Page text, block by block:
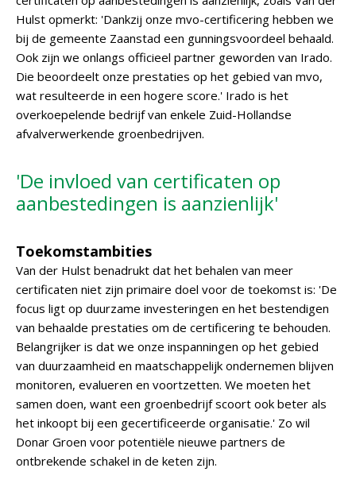
Hulst opmerkt: 'Dankzij onze mvo-certificering hebben we
bij de gemeente Zaanstad een gunningsvoordeel behaald.
Ook zijn we onlangs officieel partner geworden van Irado.
Die beoordeelt onze prestaties op het gebied van mvo,
wat resulteerde in een hogere score.' Irado is het
overkoepelende bedrijf van enkele Zuid-Hollandse
afvalverwerkende groenbedrijven.
'De invloed van certificaten op
aanbestedingen is aanzienlijk'
Toekomstambities
Van der Hulst benadrukt dat het behalen van meer
certificaten niet zijn primaire doel voor de toekomst is: 'De
focus ligt op duurzame investeringen en het bestendigen
van behaalde prestaties om de certificering te behouden.
Belangrijker is dat we onze inspanningen op het gebied
van duurzaamheid en maatschappelijk ondernemen blijven
monitoren, evalueren en voortzetten. We moeten het
samen doen, want een groenbedrijf scoort ook beter als
het inkoopt bij een gecertificeerde organisatie.' Zo wil
Donar Groen voor potentiële nieuwe partners de
ontbrekende schakel in de keten zijn.